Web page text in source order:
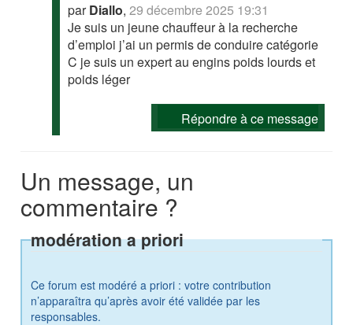
parDiallo,29 décembre 2025 19:31
Je suis un jeune chauffeur à la recherche
d’emploi j’ai un permis de conduire catégorie
C je suis un expert au engins poids lourds et
poids léger
Répondre à ce message
Un message, un
commentaire ?
modération a priori
Ce forum est modéré a priori : votre contribution
n’apparaîtra qu’après avoir été validée par les
responsables.